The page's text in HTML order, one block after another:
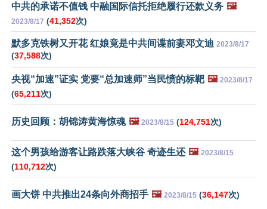
中共的承诺不值钱 中融国际信托拒绝履行还款义务 🖼️
2023/8/17 (41,352次)
默多克铁树又开花 红娘竟是中共间谍前妻邓文迪 2023/8/17
(37,588次)
央视“加速”证实 党要“总加速师”当民愤的标靶 🖼️ 2023/8/17
(65,211次)
历史回顾：胡锦涛黄海惊魂 🖼️ 2023/8/15 (124,751次)
这个男孩给游客让路跌落大峡谷 奇迹生还 🖼️ 2023/8/15
(110,712次)
画大饼 中共推出24条向外商招手 🖼️ 2023/8/15 (36,147次)